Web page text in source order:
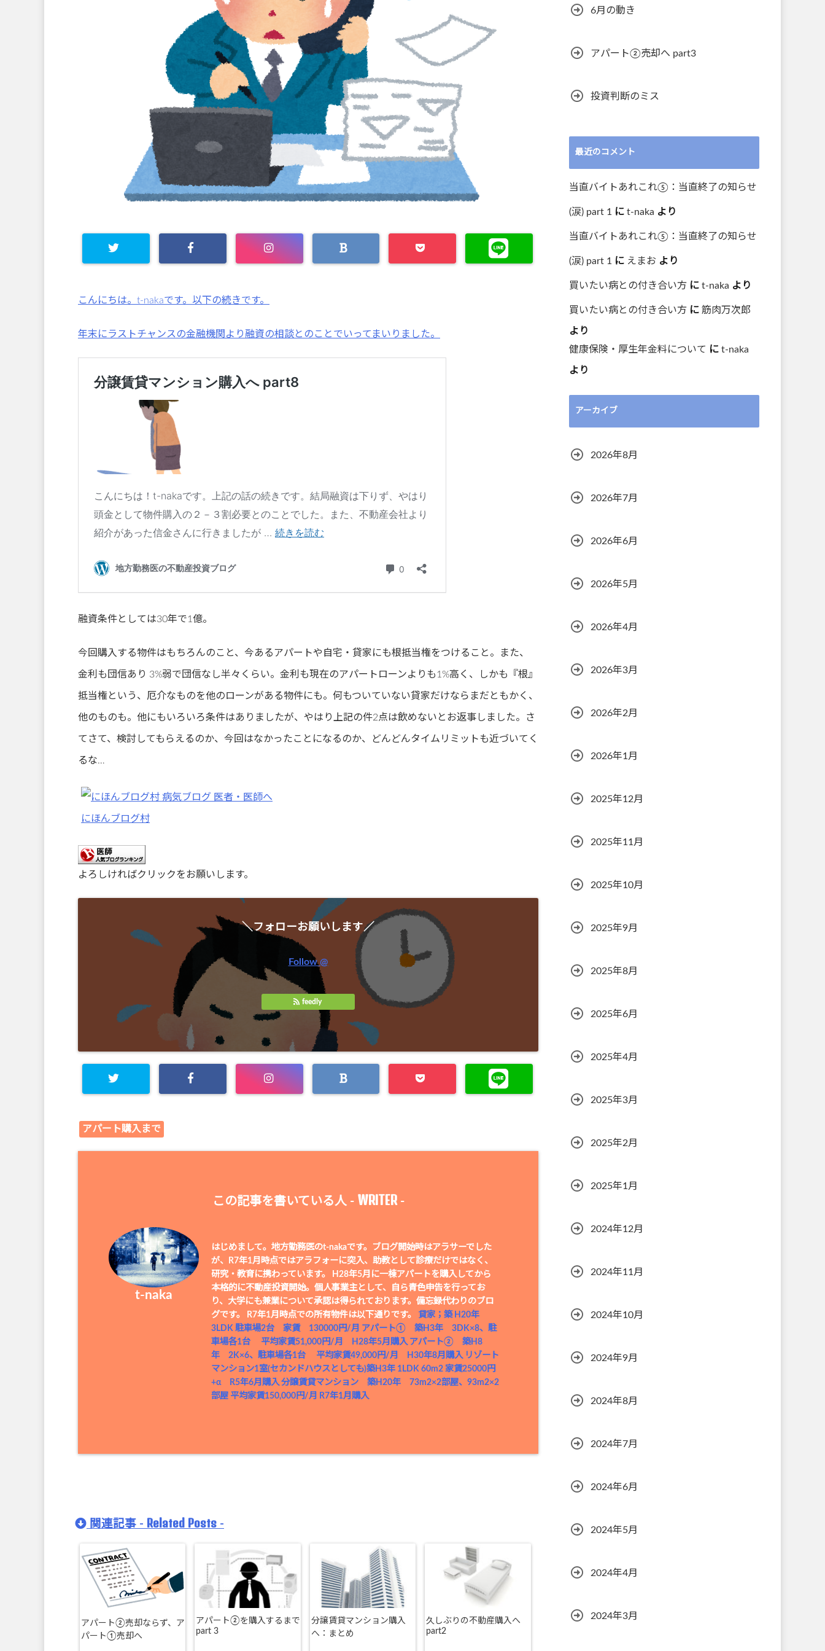
こんにちは。t-nakaです。以下の続きです。
年末にラストチャンスの金融機関より融資の相談とのことでいってまいりました。
融資条件としては30年で1億。
今回購入する物件はもちろんのこと、今あるアパートや自宅・貸家にも根抵当権をつけること。また、
金利も団信あり 3%弱で団信なし半々くらい。金利も現在のアパートローンよりも1%高く、しかも『根』
抵当権という、厄介なものを他のローンがある物件にも。何もついていない貸家だけならまだともかく、
他のものも。他にもいろいろ条件はありましたが、やはり上記の件2点は飲めないとお返事しました。さ
てさて、検討してもらえるのか、今回はなかったことになるのか、どんどんタイムリミットも近づいてく
るな…
にほんブログ村
よろしければクリックをお願いします。
＼フォローお願いします／
Follow @
feedly
アパート購入まで
この記事を書いている人 - WRITER-
t-naka
はじめまして。地方勤務医のt-nakaです。ブログ開始時はアラサーでした
が、R7年1月時点ではアラフォーに突入、助教として診療だけではなく、
研究・教育に携わっています。 H28年5月に一棟アパートを購入してから
本格的に不動産投資開始。個人事業主として、自ら青色申告を行ってお
り、大学にも兼業について承認は得られております。備忘録代わりのブロ
グです。 R7年1月時点での所有物件は以下通りです。貸家；築 H20年
3LDK 駐車場2台 家賃 130000円/月 アパート① 築H3年 3DK×8、駐
車場各1台 平均家賃51,000円/月 H28年5月購入 アパート② 築H8
年 2K×6、駐車場各1台 平均家賃49,000円/月 H30年8月購入 リゾート
マンション1室(セカンドハウスとしても)築H3年 1LDK 60m2 家賃25000円
+α R5年6月購入分譲賃貸マンション 築H20年 73m2×2部屋、93m2×2
部屋 平均家賃150,000円/月 R7年1月購入
関連記事 - Related Posts -
アパート②売却ならず、ア
パート①売却へ
アパート②を購入するまで
part 3
分譲賃貸マンション購入
へ：まとめ
久しぶりの不動産購入へ
part2
6月の動き
アパート②売却へ part3
投資判断のミス
最近のコメント
当直バイトあれこれ⑤：当直終了の知らせ
(涙) part 1 に t-naka より
当直バイトあれこれ⑤：当直終了の知らせ
(涙) part 1 に えまお より
買いたい病との付き合い方 に t-naka より
買いたい病との付き合い方 に 筋肉万次郎
より
健康保険・厚生年金料について に t-naka
より
アーカイブ
2026年8月
2026年7月
2026年6月
2026年5月
2026年4月
2026年3月
2026年2月
2026年1月
2025年12月
2025年11月
2025年10月
2025年9月
2025年8月
2025年6月
2025年4月
2025年3月
2025年2月
2025年1月
2024年12月
2024年11月
2024年10月
2024年9月
2024年8月
2024年7月
2024年6月
2024年5月
2024年4月
2024年3月